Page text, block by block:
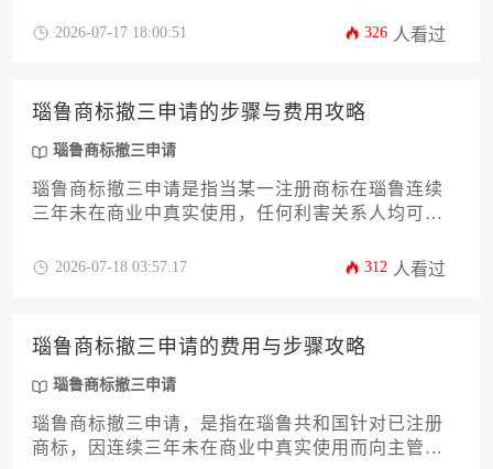
个过程需严格遵循瑙鲁知识产权法律框架下的具体
2026-07-17 18:00:51 326 人看过
瑙鲁商标撤三申请的步骤与费用攻略
瑙鲁商标撤三申请
瑙鲁商标撤三申请是指当某一注册商标在瑙鲁连续
三年未在商业中真实使用，任何利害关系人均可向
程序。本文将为您详尽解析从前期证据调查、正式
本构成，提供一份清晰的费用攻略与实用建议。
2026-07-18 03:57:17 312 人看过
瑙鲁商标撤三申请的费用与步骤攻略
瑙鲁商标撤三申请
瑙鲁商标撤三申请，是指在瑙鲁共和国针对已注册
商标，因连续三年未在商业中真实使用而向主管机